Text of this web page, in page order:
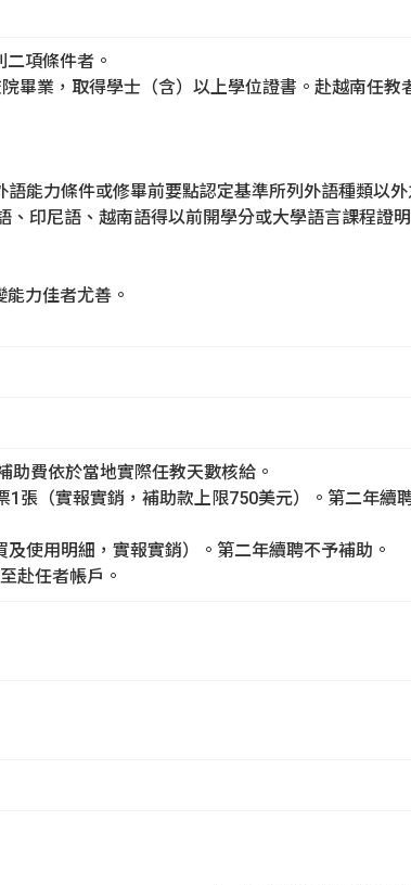
項條件者。
畢業，取得學士（含）以上學位證書。赴越南任教
能力條件或修畢前要點認定基準所列外語種類以外
印尼語、越南語得以前開學分或大學語言課程證
力佳者尤善。
助費依於當地實際任教天數核給。
張（實報實銷，補助款上限750美元）。第二年續
使用明細，實報實銷）。第二年續聘不予補助。
赴任者帳戶。